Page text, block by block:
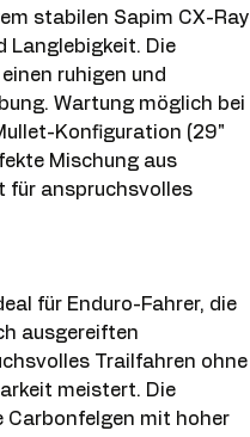
stabilen Sapim CX-Ray
Langlebigkeit. Die
ruhigen und
Wartung möglich bei
Konfiguration (29"
Mischung aus
für anspruchsvolles
für Enduro-Fahrer, die
ausgereiften
Trailfahren ohne
meistert. Die
mit hoher